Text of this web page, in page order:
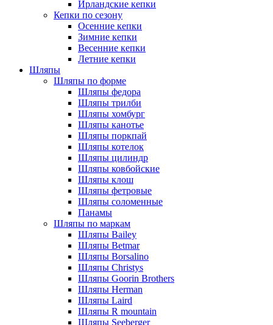
Ирландские кепки
Кепки по сезону
Осенние кепки
Зимние кепки
Весенние кепки
Летние кепки
Шляпы
Шляпы по форме
Шляпы федора
Шляпы трилби
Шляпы хомбург
Шляпы канотье
Шляпы поркпай
Шляпы котелок
Шляпы цилиндр
Шляпы ковбойские
Шляпы клош
Шляпы фетровые
Шляпы соломенные
Панамы
Шляпы по маркам
Шляпы Bailey
Шляпы Betmar
Шляпы Borsalino
Шляпы Christys
Шляпы Goorin Brothers
Шляпы Herman
Шляпы Laird
Шляпы R mountain
Шляпы Seeberger